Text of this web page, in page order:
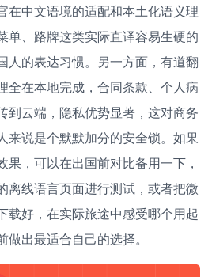
在中文语境的适配和本土化语义理
单、路牌这类实际直译容易生硬的
人的表达习惯。另一方面，有道翻
全在本地完成，合同条款、个人病
到云端，隐私优势显著，这对商务
来说是个默默加分的安全锁。如果
果，可以在出国前对比备用一下，
离线语言页面进行测试，或者把微
载好，在实际旅途中感受哪个用起
出最适合自己的选择。